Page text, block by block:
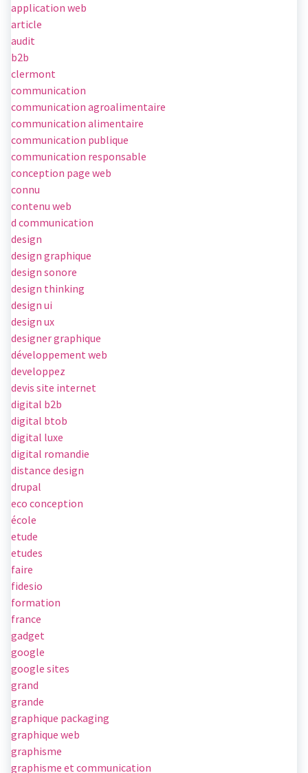
application web
article
audit
b2b
clermont
communication
communication agroalimentaire
communication alimentaire
communication publique
communication responsable
conception page web
connu
contenu web
d communication
design
design graphique
design sonore
design thinking
design ui
design ux
designer graphique
développement web
developpez
devis site internet
digital b2b
digital btob
digital luxe
digital romandie
distance design
drupal
eco conception
école
etude
etudes
faire
fidesio
formation
france
gadget
google
google sites
grand
grande
graphique packaging
graphique web
graphisme
graphisme et communication